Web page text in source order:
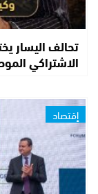
تحالف اليسار
الاشتراكي
إقتصاد